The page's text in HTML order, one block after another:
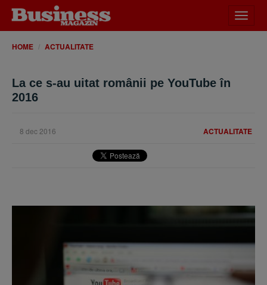
meniu
HOME ACTUALITATE
La ce s-au uitat românii pe YouTube în
2016
ACTUALITATE
8 dec 2016